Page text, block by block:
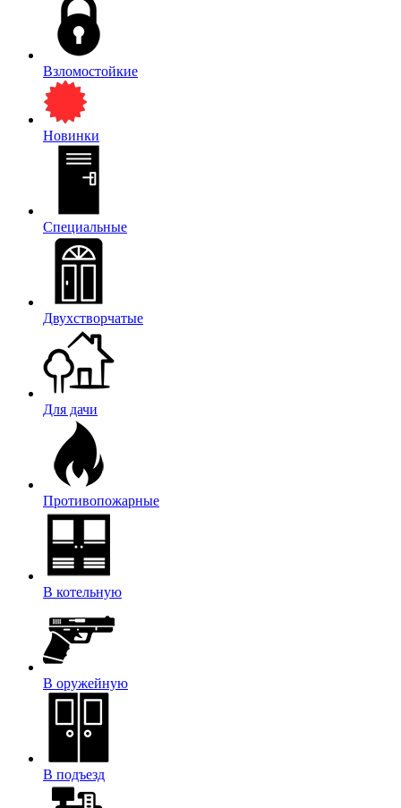
Взломостойкие
Новинки
Специальные
Двухстворчатые
Для дачи
Противопожарные
В котельную
В оружейную
В подъезд